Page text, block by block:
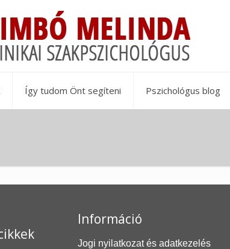
Így tudom Önt segíteni Pszichológus blog
Információ
Jogi nyilatkozat és adatkezelés